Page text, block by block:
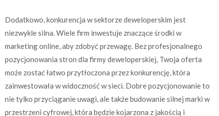
Dodatkowo, konkurencja w sektorze deweloperskim jest
niezwykle silna. Wiele firm inwestuje znaczące środki w
marketing online, aby zdobyć przewagę. Bez profesjonalnego
pozycjonowania stron dla firmy deweloperskiej, Twoja oferta
może zostać łatwo przytłoczona przez konkurencję, która
zainwestowała w widoczność w sieci. Dobre pozycjonowanie to
nie tylko przyciąganie uwagi, ale także budowanie silnej marki w
przestrzeni cyfrowej, która będzie kojarzona z jakością i